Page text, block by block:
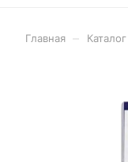
Главная Каталог